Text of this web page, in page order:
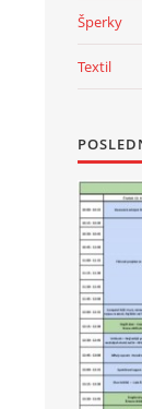
Šperky
Textil